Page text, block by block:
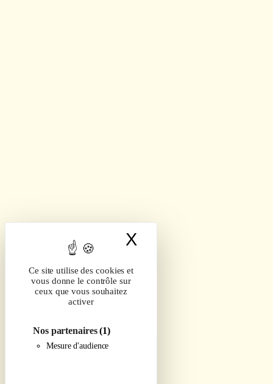
Ce site utilise des cookies et
vous donne le contrôle sur
ceux que vous souhaitez
activer
Nos partenaires(1)
Mesure d'audience
X